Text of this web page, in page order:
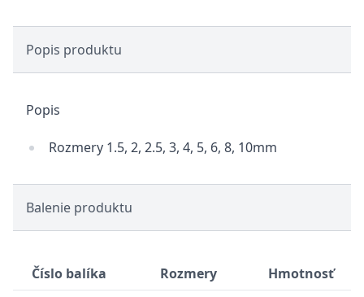
Popis produktu
Popis
Rozmery 1.5, 2, 2.5, 3, 4, 5, 6, 8, 10mm
Balenie produktu
Číslo balíka Rozmery
Hmotnosť